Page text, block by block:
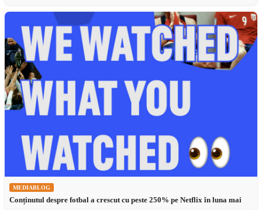
MEDIABLOG
Conținutul despre fotbal a crescut cu peste 250% pe Netflix în luna mai